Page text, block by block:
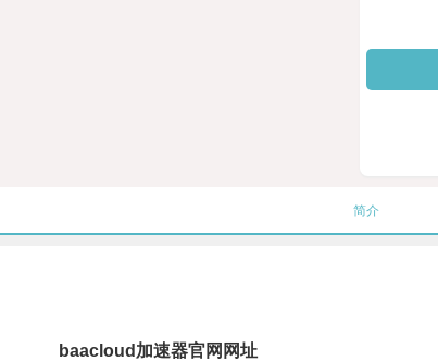
简介
baacloud加速器官网网址